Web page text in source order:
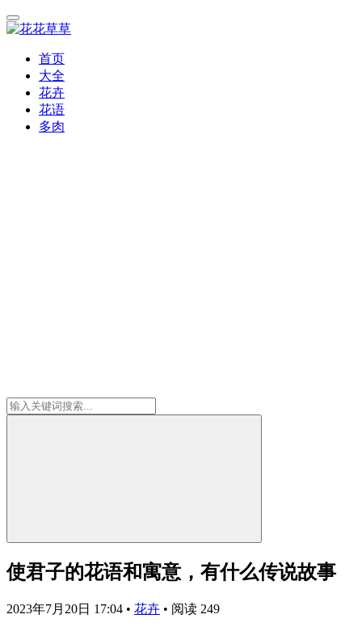
首页
大全
花卉
花语
多肉
使君子的花语和寓意，有什么传说故事
2023年7月20日 17:04 • 花卉 • 阅读 249